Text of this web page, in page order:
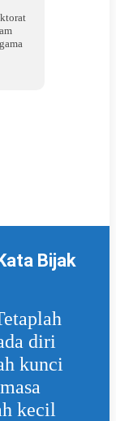
1
Bijak
diri
kunci
kecil